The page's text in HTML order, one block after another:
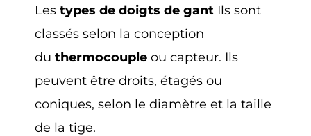
Les types de doigts de gant Ils sont
classés selon la conception
du thermocouple ou capteur. Ils
peuvent être droits, étagés ou
coniques, selon le diamètre et la taille
de la tige.